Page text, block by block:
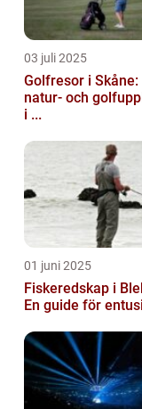
03 juli 2025
Golfresor i Skåne:
natur- och
i ...
01 juni 2025
Fiskeredskap i
En guide för